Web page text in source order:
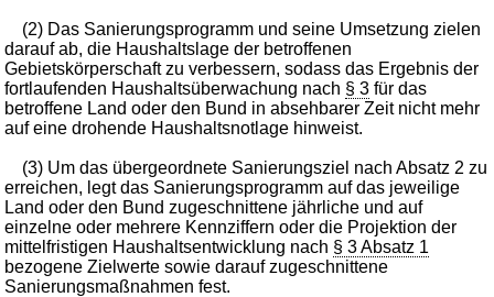
(2) Das Sanierungsprogramm und seine Umsetzung zielen
darauf ab, die Haushaltslage der betroffenen
Gebietskörperschaft zu verbessern, sodass das Ergebnis der
fortlaufenden Haushaltsüberwachung nach § 3 für das
betroffene Land oder den Bund in absehbarer Zeit nicht mehr
auf eine drohende Haushaltsnotlage hinweist.
(3) Um das übergeordnete Sanierungsziel nach Absatz 2 zu
erreichen, legt das Sanierungsprogramm auf das jeweilige
Land oder den Bund zugeschnittene jährliche und auf
einzelne oder mehrere Kennziffern oder die Projektion der
mittelfristigen Haushaltsentwicklung nach § 3 Absatz 1
bezogene Zielwerte sowie darauf zugeschnittene
Sanierungsmaßnahmen fest.